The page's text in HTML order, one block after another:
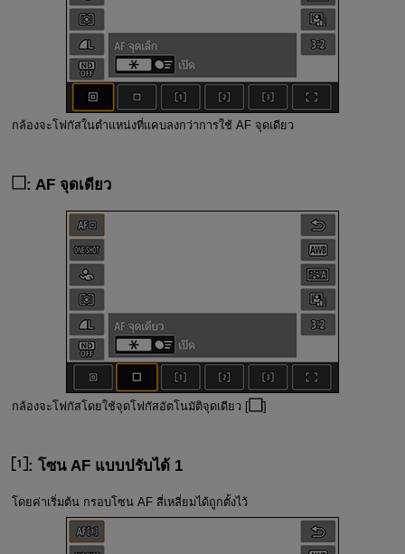
กล้องจะโฟกัสในตำแหน่งที่แคบลงกว่าการใช้ AF จุดเดียว
: AF จุดเดียว
กล้องจะโฟกัสโดยใช้จุดโฟกัสอัตโนมัติจุดเดียว [ ]
: โซน AF แบบปรับได้ 1
โดยค่าเริ่มต้น กรอบโซน AF สี่เหลี่ยมได้ถูกตั้งไว้